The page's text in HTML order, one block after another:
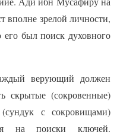
вполне зрелой личности,
его был поиск духовного
верующий должен
скрытые (сокровенные)
с сокровищами)
на поиски ключей.